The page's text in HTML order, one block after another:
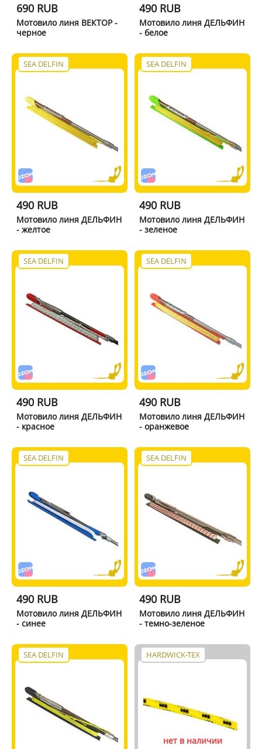
690 RUB
Мотовило линя ВЕКТОР -
черное
490 RUB
Мотовило линя ДЕЛЬФИН
- белое
SEA DELFIN
490 RUB
Мотовило линя ДЕЛЬФИН
- желтое
SEA DELFIN
490 RUB
Мотовило линя ДЕЛЬФИН
- зеленое
SEA DELFIN
490 RUB
Мотовило линя ДЕЛЬФИН
- красное
SEA DELFIN
490 RUB
Мотовило линя ДЕЛЬФИН
- оранжевое
SEA DELFIN
490 RUB
Мотовило линя ДЕЛЬФИН
- синее
SEA DELFIN
490 RUB
Мотовило линя ДЕЛЬФИН
- темно-зеленое
SEA DELFIN HARDWICK-TEX
нет в наличии